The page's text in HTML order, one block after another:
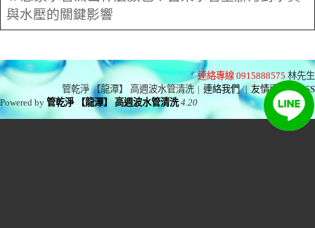
與水壓的關鍵影響
連絡專線 0915888575 林先生
管乾淨 【龍潭】 高週波水管清洗 | 連絡我們 | 友情連結 |
RSS
Powered by管乾淨 【龍潭】 高週波水管清洗 4.20